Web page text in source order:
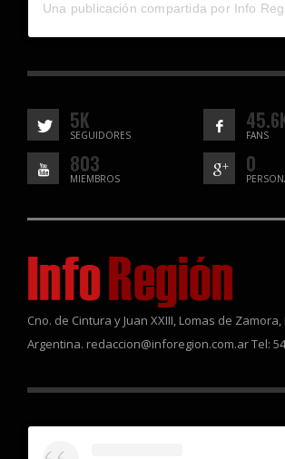
5K
SEGUIDORES FANS
803
MIEMBROS
0
Cno. de Cintura y Juan XXIII, Lomas de Zamora,
Argentina. redaccion@inforegion.com.ar Tel: